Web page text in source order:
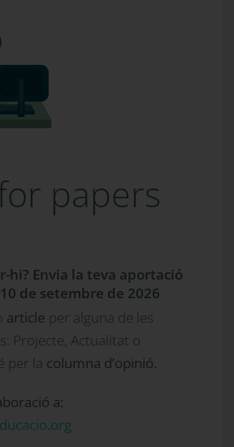
papers
hi? Envia la teva aportació
de setembre de 2026
article per alguna de les
Projecte, Actualitat o
per la columna d’opinió.
a: